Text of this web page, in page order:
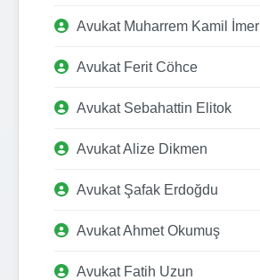
Avukat Muharrem Kamil İmer
Avukat Ferit Cöhce
Avukat Sebahattin Elitok
Avukat Alize Dikmen
Avukat Şafak Erdoğdu
Avukat Ahmet Okumuş
Avukat Fatih Uzun